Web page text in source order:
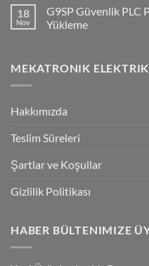
NPN/PNP
Giriş
Bağlantılar
on
Flying
Trigger
Inspection
With
18
Nov
G9SP Güvenlik PLC
Yükleme
G9SP
Güvenlik
Sürücüsü
MEKATRONIK ELEKTRIK
Hakkımızda
Teslim Süreleri
Şartlar ve Koşullar
Gizlilik Politikası
HABER BÜLTENIMIZE